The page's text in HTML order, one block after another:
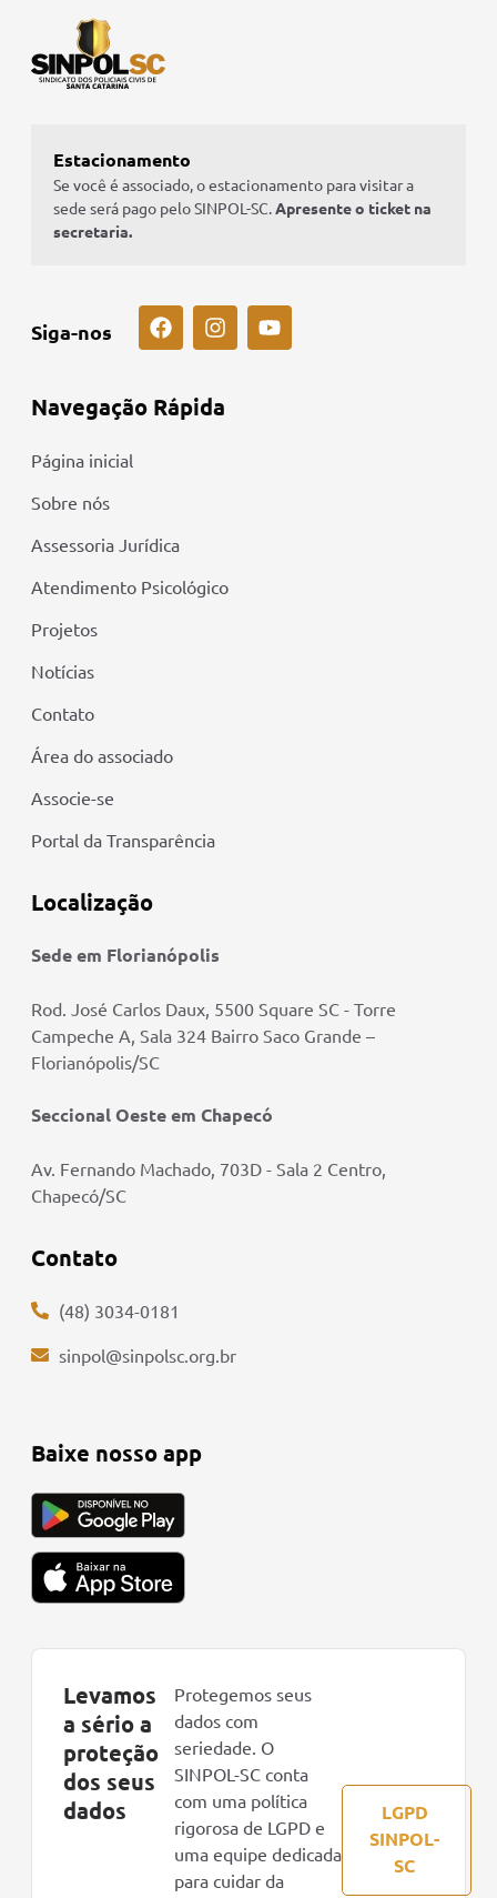
Estacionamento
Se você é associado, o estacionamento para visitar a
sede será pago pelo SINPOL-SC.Apresente o ticket na
secretaria.
Siga-nos
Navegação Rápida
Página inicial
Sobre nós
Assessoria Jurídica
Atendimento Psicológico
Projetos
Notícias
Contato
Área do associado
Associe-se
Portal da Transparência
Localização
Sede em Florianópolis
Rod. José Carlos Daux, 5500 Square SC - Torre
Campeche A, Sala 324 Bairro Saco Grande –
Florianópolis/SC
Seccional Oeste em Chapecó
Av. Fernando Machado, 703D - Sala 2 Centro,
Chapecó/SC
Contato
(48) 3034-0181
sinpol@sinpolsc.org.br
Baixe nosso app
Levamos
a sério a
proteção
dos seus
dados
Protegemos seus
dados com
seriedade. O
SINPOL-SC conta
com uma política
rigorosa de LGPD e
uma equipe dedicada
para cuidar da
LGPD
SINPOL-
SC